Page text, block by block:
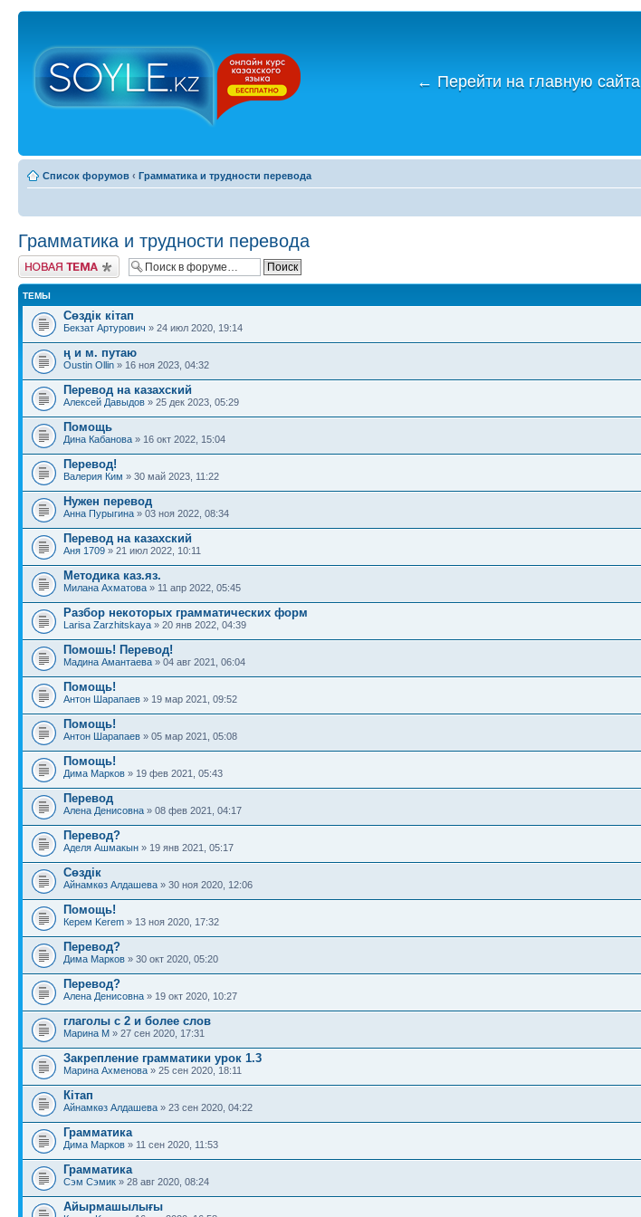
← Перейти на главную сайта
Список форумов ‹ Грамматика и трудности перевода
Грамматика и трудности перевода
Новая тема
ТЕМЫ
Сөздік кітап
Бекзат Артурович » 24 июл 2020, 19:14
ң и м. путаю
Oustin Ollin » 16 ноя 2023, 04:32
Перевод на казахский
Алексей Давыдов » 25 дек 2023, 05:29
Помощь
Дина Кабанова » 16 окт 2022, 15:04
Перевод!
Валерия Ким » 30 май 2023, 11:22
Нужен перевод
Анна Пурыгина » 03 ноя 2022, 08:34
Перевод на казахский
Аня 1709 » 21 июл 2022, 10:11
Методика каз.яз.
Милана Ахматова » 11 апр 2022, 05:45
Разбор некоторых грамматических форм
Larisa Zarzhitskaya » 20 янв 2022, 04:39
Помошь! Перевод!
Мадина Амантаева » 04 авг 2021, 06:04
Помощь!
Антон Шарапаев » 19 мар 2021, 09:52
Помощь!
Антон Шарапаев » 05 мар 2021, 05:08
Помощь!
Дима Марков » 19 фев 2021, 05:43
Перевод
Алена Денисовна » 08 фев 2021, 04:17
Перевод?
Аделя Ашмакын » 19 янв 2021, 05:17
Сөздік
Айнамкөз Алдашева » 30 ноя 2020, 12:06
Помощь!
Керем Kerem » 13 ноя 2020, 17:32
Перевод?
Дима Марков » 30 окт 2020, 05:20
Перевод?
Алена Денисовна » 19 окт 2020, 10:27
глаголы с 2 и более слов
Марина М » 27 сен 2020, 17:31
Закрепление грамматики урок 1.3
Марина Ахменова » 25 сен 2020, 18:11
Кітап
Айнамкөз Алдашева » 23 сен 2020, 04:22
Грамматика
Дима Марков » 11 сен 2020, 11:53
Грамматика
Сэм Сэмик » 28 авг 2020, 08:24
Айырмашылығы